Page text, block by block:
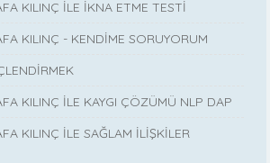
KILINÇ İLE İKNA ETME TESTİ
KILINÇ - KENDİME SORUYORUM
KILINÇ İLE KAYGI ÇÖZÜMÜ NLP DAP
KILINÇ İLE SAĞLAM İLİŞKİLER